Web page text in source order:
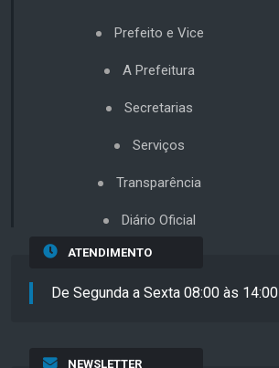
Prefeito e Vice
A Prefeitura
Secretarias
Serviços
Transparência
Diário Oficial
ATENDIMENTO
De Segunda a Sexta 08:00 às 14:00
NEWSLETTER